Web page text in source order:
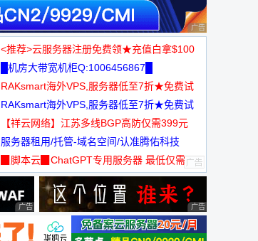
广告 商业广告，理
<推荐>云服务器注册免费领★充值白拿$100
█机房大带宽机柜Q:1006456867█
RAKsmart海外VPS,服务器低至7折★免费试
用★
RAKsmart海外VPS,服务器低至7折★免费试
用★
【祥云网络】江苏多线BGP高防仅需399元
服务器租用/托管-域名空间/认准腾佑科技
▉脚本云▉ChatGPT专用服务器 最低仅需
19元/月
广告 商业广告，理性选择 广告 商业广告，理